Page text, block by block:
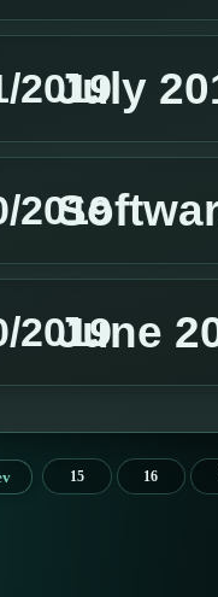
2019
July
2019
2019
June
15 16